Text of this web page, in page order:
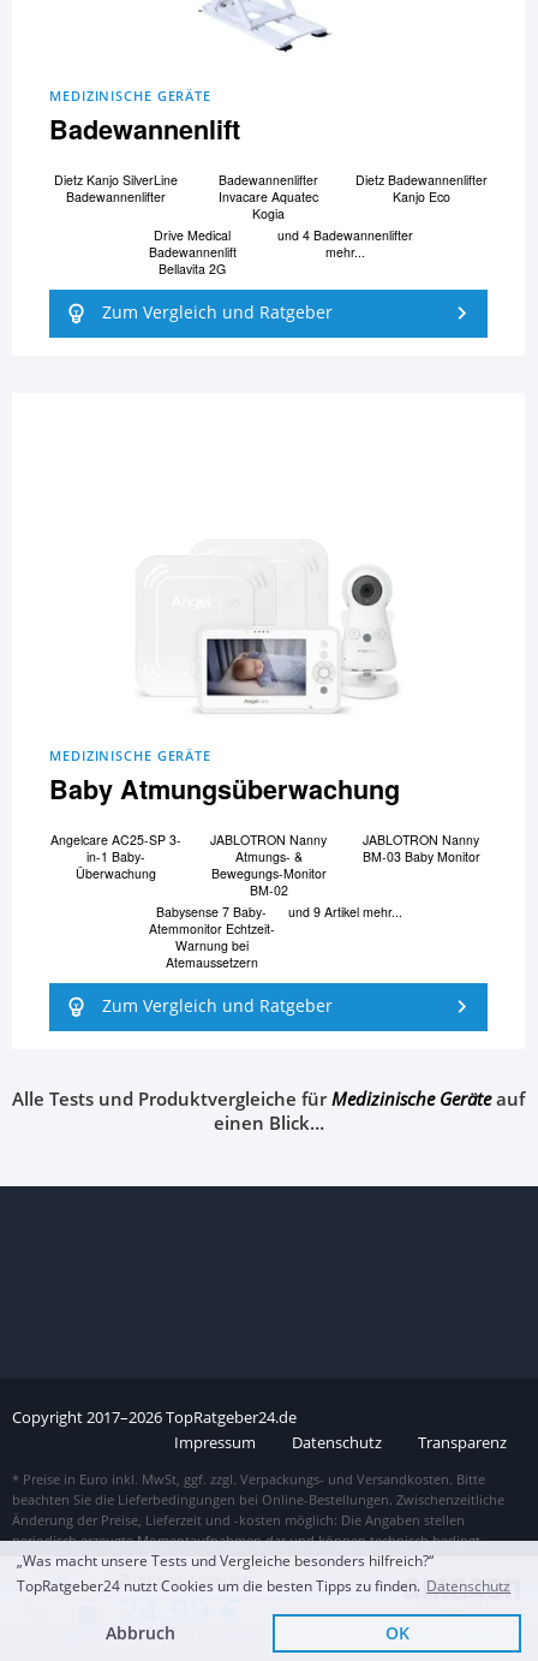
Zum Top Angebot
KOSTENLOSE LIEFERUNG Sofort Lieferbar
MEDIZINISCHE GERÄTE
Badewannenlift
Dietz Kanjo SilverLine
Badewannenlifter
Badewannenlifter
Invacare Aquatec
Kogia
Dietz Badewannenlifter
Kanjo Eco
Drive Medical
Badewannenlift
Bellavita 2G
und 4 Badewannenlifter
mehr...
Zum Vergleich und Ratgeber
MEDIZINISCHE GERÄTE
Baby Atmungsüberwachung
Angelcare AC25-SP 3-
in-1 Baby-
Überwachung
JABLOTRON Nanny
Atmungs- &
Bewegungs-Monitor
BM-02
JABLOTRON Nanny
BM-03 Baby Monitor
Babysense 7 Baby-
Atemmonitor Echtzeit-
Warnung bei
Atemaussetzern
und 9 Artikel mehr...
Zum Vergleich und Ratgeber
Alle Tests und Produktvergleiche fürMedizinische Geräteauf
einen Blick…
Copyright2017–2026TopRatgeber24.de
Impressum
Datenschutz Transparenz
„Was macht unsere Tests und Vergleiche besonders hilfreich?“
TopRatgeber24 nutzt Cookies um die besten Tipps zu finden. Datenschutz
Abbruch OK